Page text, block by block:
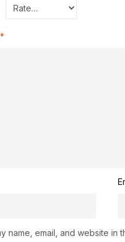
*
name, email, and website in